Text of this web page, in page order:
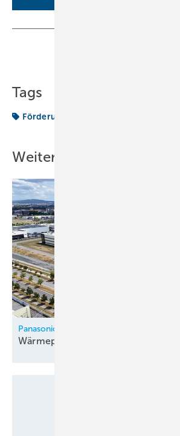
Tags
Förderung
Weitere Inhalte
Panasonic
Wärmepumpenfabrik in Tschechien